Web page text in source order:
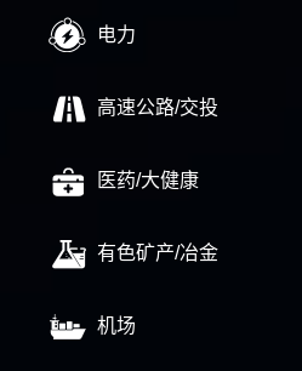
电力
高速公路/交投
医药/大健康
有色矿产/冶金
机场